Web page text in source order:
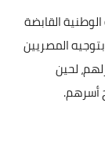
القابضة
المصريين
لحين
أسرهم.